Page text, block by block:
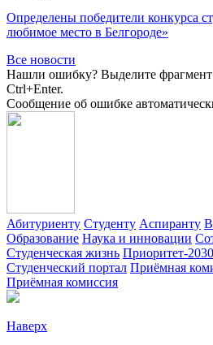
Определены победители конкурса
любимое место в Белгороде»
Все новости
Нашли ошибку? Выделите фрагмент
Ctrl+Enter.
Сообщение об ошибке
Абитуриенту Студенту Аспиранту
Образование Наука и инновации
Студенческая жизнь Приоритет-2030
Студенческий портал Приёмная
Приёмная комиссия
Наверх